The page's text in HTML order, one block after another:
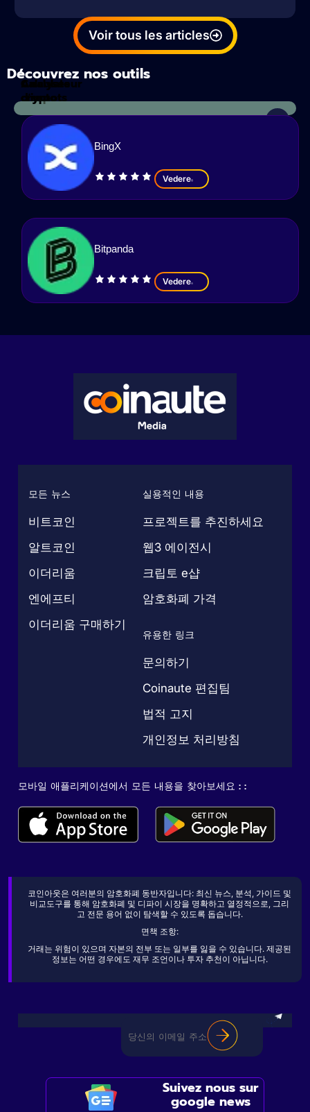
Voir tous les articles
Découvrez nos outils
Calculateur
d'impots
Analyses
crypto
BingX
Vedere
Bitpanda
Vedere
모든 뉴스
비트코인
알트코인
이더리움
엔에프티
이더리움 구매하기
실용적인 내용
프로젝트를 추진하세요
웹3 에이전시
크립토 e샵
암호화폐 가격
유용한 링크
문의하기
Coinaute 편집팀
법적 고지
개인정보 처리방침
모바일 애플리케이션에서 모든 내용을 찾아보세요 : :
코인아웃은 여러분의 암호화폐 동반자입니다: 최신 뉴스, 분석, 가이드 및
비교도구를 통해 암호화폐 및 디파이 시장을 명확하고 열정적으로, 그리
고 전문 용어 없이 탐색할 수 있도록 돕습니다.
면책 조항:
거래는 위험이 있으며 자본의 전부 또는 일부를 잃을 수 있습니다. 제공된
정보는 어떤 경우에도 재무 조언이나 투자 추천이 아닙니다.
Suivez nous sur
google news